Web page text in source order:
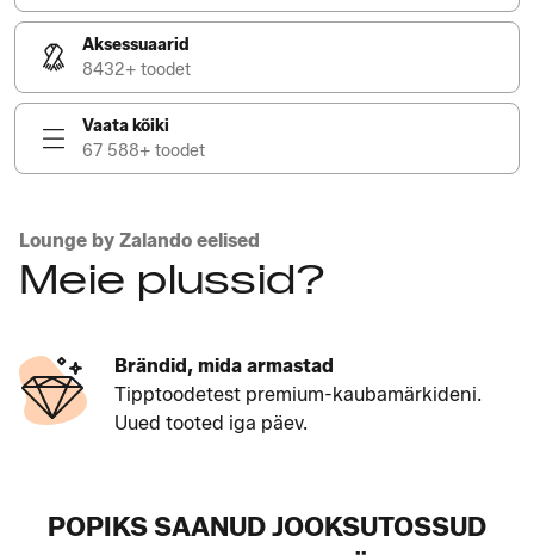
Aksessuaarid
8432+ toodet
Vaata kõiki
67 588+ toodet
Lounge by Zalando eelised
Meie plussid?
Brändid, mida armastad
Tipptoodetest premium-kaubamärkideni.
Uued tooted iga päev.
POPIKS SAANUD JOOKSUTOSSUD